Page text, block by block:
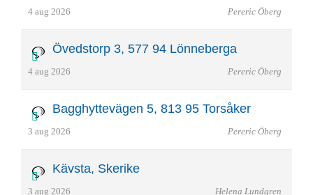
4 aug 2026 Pereric Öberg
Övedstorp 3, 577 94 Lönneberga
4 aug 2026 Pereric Öberg
Bagghyttevägen 5, 813 95 Torsåker
3 aug 2026 Pereric Öberg
Kävsta, Skerike
3 aug 2026 Helena Lundgren